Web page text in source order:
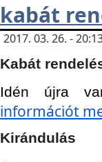
kabát
2017. 03. 26. -
Kabát
Idén újra
információt
Kirándulás